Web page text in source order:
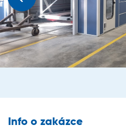
Info o zakázce